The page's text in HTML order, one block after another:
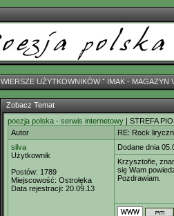
WIERSZE UŻYTKOWNIKÓWˇ IMAK - MAGAZYN
Zobacz Temat
poezja polska - serwis internetowy | STREFA
Autor
RE: Rock
silva
Użytkownik
Postów: 1789
Miejscowość: Ostrołęka
Data rejestracji: 20.09.13
Dodane dnia
Krzysztofie,
się Wam
Pozdrawiam.